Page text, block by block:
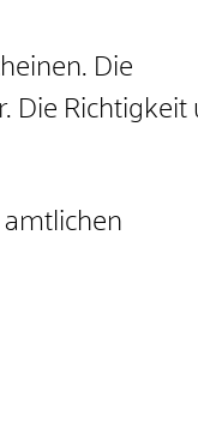
Die
Die Richtigkeit